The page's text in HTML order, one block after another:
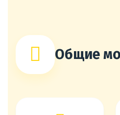
Общие